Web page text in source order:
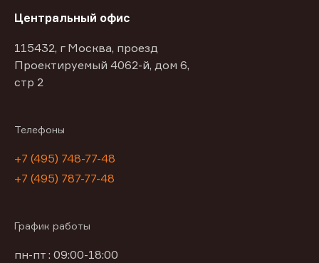
Центральный офис
115432, г Москва, проезд
Проектируемый 4062-й, дом 6,
стр 2
Телефоны
+7 (495) 748-77-48
+7 (495) 787-77-48
График работы
пн-пт : 09:00-18:00